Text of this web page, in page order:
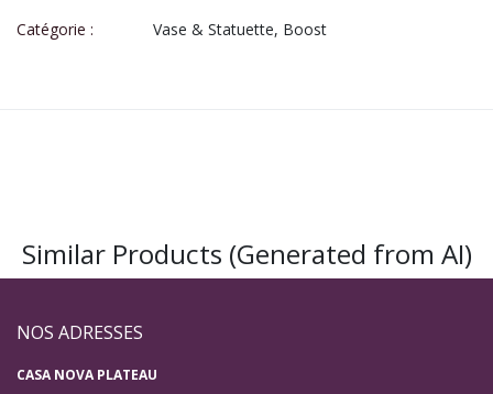
Catégorie : Vase & Statuette, Boost
Similar Products (Generated from AI)
NOS ADRESSES
CASA NOVA PLATEAU